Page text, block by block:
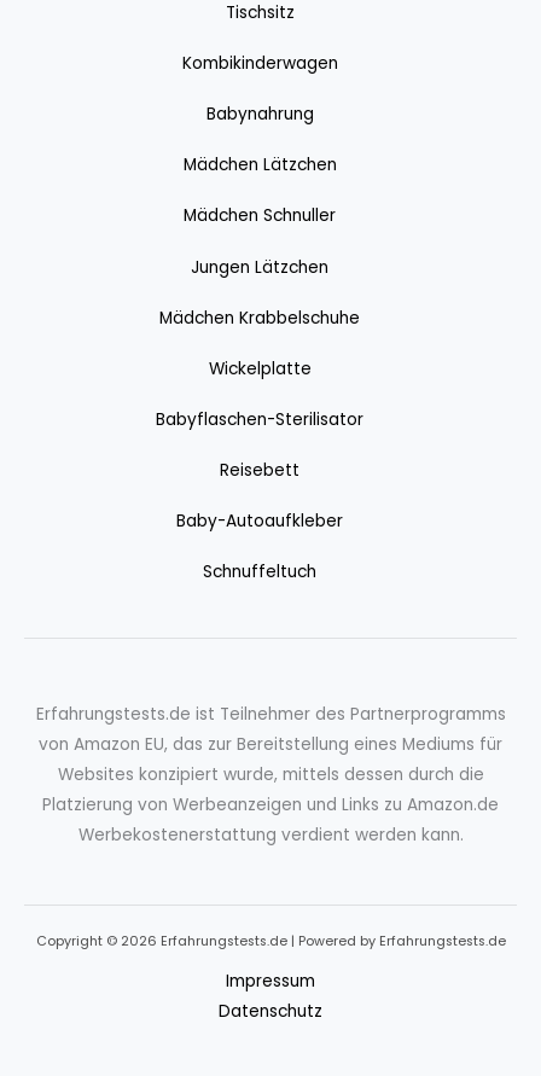
Tischsitz
Kombikinderwagen
Babynahrung
Mädchen Lätzchen
Mädchen Schnuller
Jungen Lätzchen
Mädchen Krabbelschuhe
Wickelplatte
Babyflaschen-Sterilisator
Reisebett
Baby-Autoaufkleber
Schnuffeltuch
Erfahrungstests.de ist Teilnehmer des Partnerprogramms
von Amazon EU, das zur Bereitstellung eines Mediums für
Websites konzipiert wurde, mittels dessen durch die
Platzierung von Werbeanzeigen und Links zu Amazon.de
Werbekostenerstattung verdient werden kann.
Copyright © 2026 Erfahrungstests.de | Powered by Erfahrungstests.de
Impressum
Datenschutz